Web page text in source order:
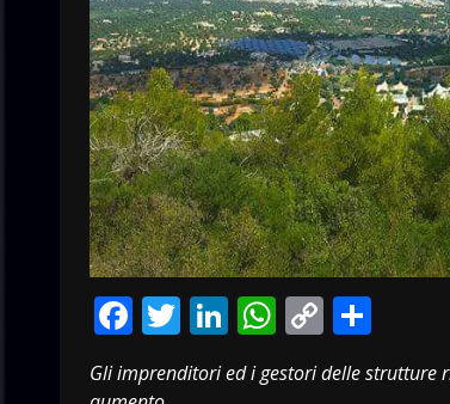
Facebook
Twitter
LinkedIn
WhatsApp
Copy
Link
Gli imprenditori ed i gestori delle strutture